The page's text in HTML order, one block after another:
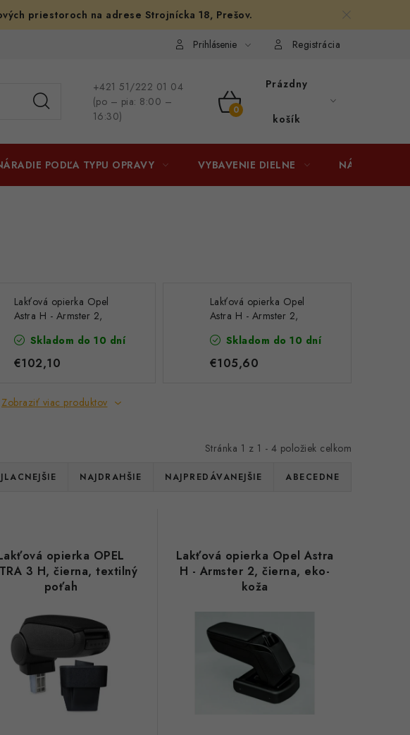
priestoroch na adrese Strojnícka 18, Prešov.
Osobné vyzdvihnutie v Prešove Ako funguje Packeta?
Prihlásenie Registrácia
+421 51/222 01 04
(po – pia: 8:00 –
16:30)
NÁKUPNÝ
Prázdny
košík
PODĽA TYPU OPRAVY VYBAVENIE DIELNE NÁRADIE
Lakťová opierka Opel
Astra H - Armster 2,
Skladom do 10 dní
€102,10
Lakťová opierka Opel
Astra H - Armster 2,
Skladom do 10 dní
€105,60
Zobraziť viac produktov
Stránka 1 z 1 - 4 položiek celkom
NAJDRAHŠIE NAJPREDÁVANEJŠIE ABECEDNE
opierka OPEL
3 H, čierna, textilný
poťah
Lakťová opierka Opel Astra
H - Armster 2, čierna, eko-
koža